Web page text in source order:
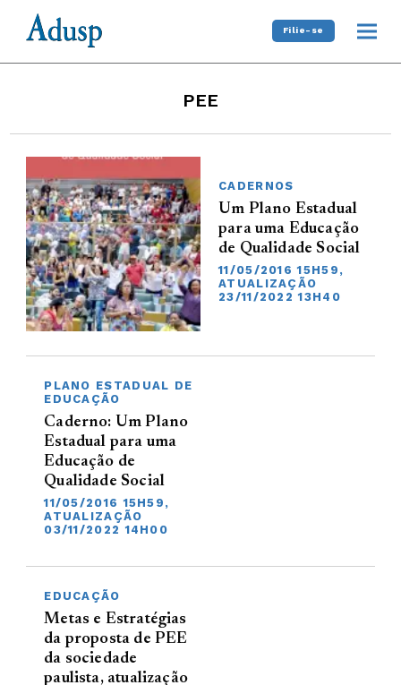
Filie-se
PEE
CADERNOS
Um Plano Estadual
para uma Educação
de Qualidade Social
11/05/2016 15H59,
ATUALIZAÇÃO
23/11/2022 13H40
PLANO ESTADUAL DE
EDUCAÇÃO
Caderno: Um Plano
Estadual para uma
Educação de
Qualidade Social
11/05/2016 15H59,
ATUALIZAÇÃO
03/11/2022 14H00
EDUCAÇÃO
Metas e Estratégias
da proposta de PEE
da sociedade
paulista, atualização